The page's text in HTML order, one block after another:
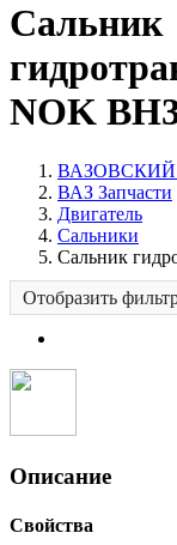
Сальник
NOK
ВАЗОВСКИЙ -
ВАЗ Запчасти
Двигатель
Сальники
Сальник
Отобразить
Описание
Свойства